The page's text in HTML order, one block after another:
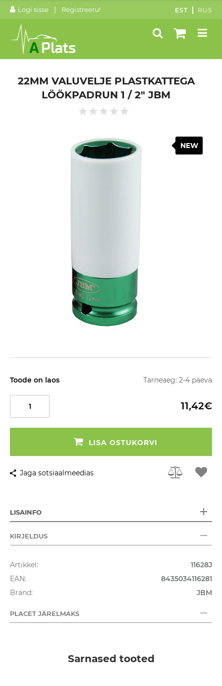
Logi sisse | Registreeru! EST RUS
22MM VALUVELJE PLASTKATTEGA
LÖÖKPADRUN 1 / 2" JBM
NEW
Toode on laos Tarneaeg: 2-4 päeva
11,42€
LISA OSTUKORVI
Jaga sotsiaalmeedias
LISAINFO
KIRJELDUS
Artikkel:
11628J
EAN:
8435034116281
Bränd:
JBM
PLACET JÄRELMAKS
Sarnased tooted